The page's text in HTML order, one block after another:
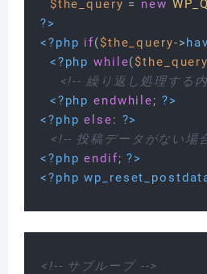
$the_query = new
?>
<?php if($the_query->
<?php while($the_query
<!-- 繰り返し処理する
<?php endwhile; ?>
<?php else: ?>
<!-- 投稿データがない場
<?php endif; ?>
<?php
<!-- サブループ -->